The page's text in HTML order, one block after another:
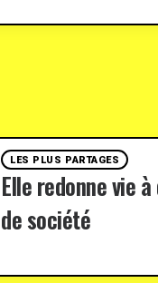
LES PLUS PARTAGES
Elle redonne vie
de société